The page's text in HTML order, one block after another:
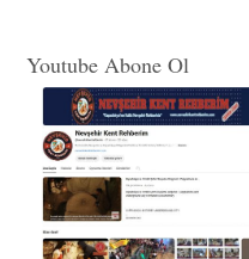
Youtube Abone Ol